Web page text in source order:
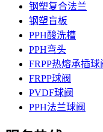
钢塑复合法兰
钢塑盲板
PPH酸洗槽
PPH弯头
FRPP热熔承插球
FRPP球阀
PVDF球阀
PPH法兰球阀